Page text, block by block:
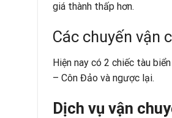
giá thành thấp hơn.
Các chuyến vận
Hiện nay có 2 chiếc tàu
– Côn Đảo và ngược lại.
Dịch vụ vận